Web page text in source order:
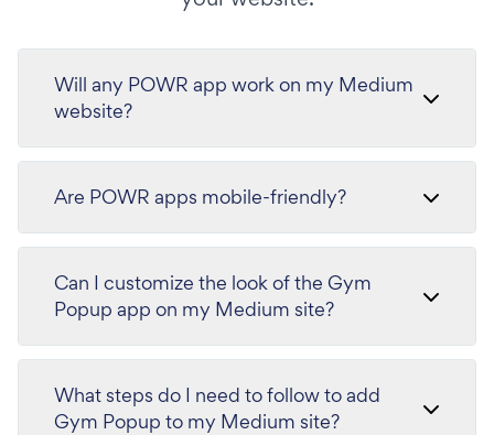
Will any POWR app work on my Medium
website?
Are POWR apps mobile-friendly?
Can I customize the look of the Gym
Popup app on my Medium site?
What steps do I need to follow to add
Gym Popup to my Medium site?